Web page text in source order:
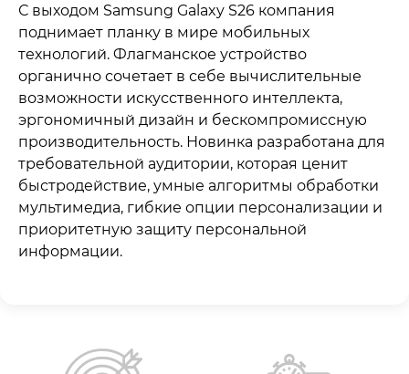
С выходом Samsung Galaxy S26 компания
поднимает планку в мире мобильных
технологий. Флагманское устройство
органично сочетает в себе вычислительные
возможности искусственного интеллекта,
эргономичный дизайн и бескомпромиссную
производительность. Новинка разработана для
требовательной аудитории, которая ценит
быстродействие, умные алгоритмы обработки
мультимедиа, гибкие опции персонализации и
приоритетную защиту персональной
информации.